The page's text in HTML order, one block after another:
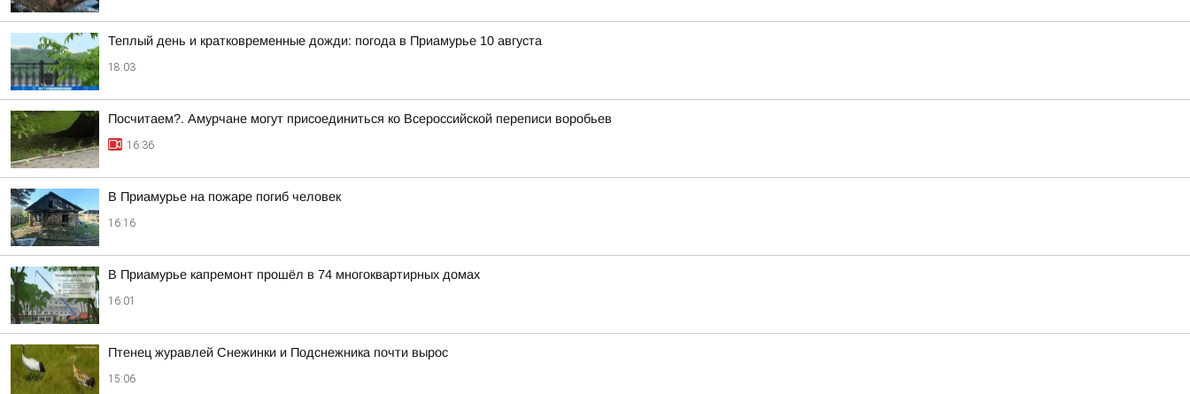
Теплый день и кратковременные дожди: погода в Приамурье 10 августа
18:03
Посчитаем?. Амурчане могут присоединиться ко Всероссийской переписи воробьев
16:36
В Приамурье на пожаре погиб человек
16:16
В Приамурье капремонт прошёл в 74 многоквартирных домах
16:01
Птенец журавлей Снежинки и Подснежника почти вырос
15:06